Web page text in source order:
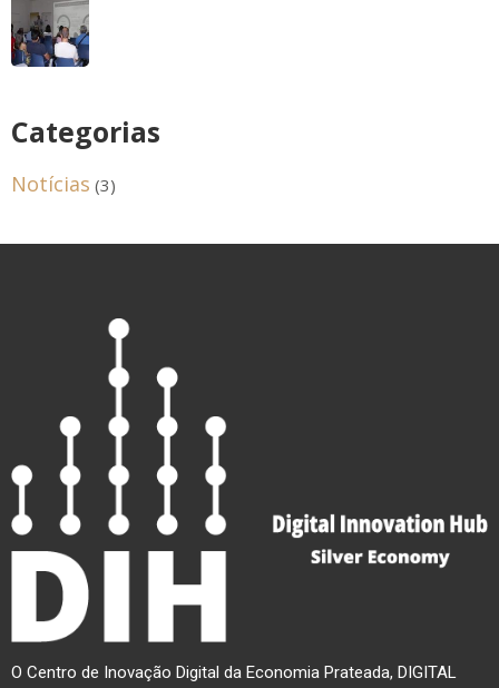
Categorias
Notícias (3)
O Centro de Inovação Digital da Economia Prateada, DIGITAL